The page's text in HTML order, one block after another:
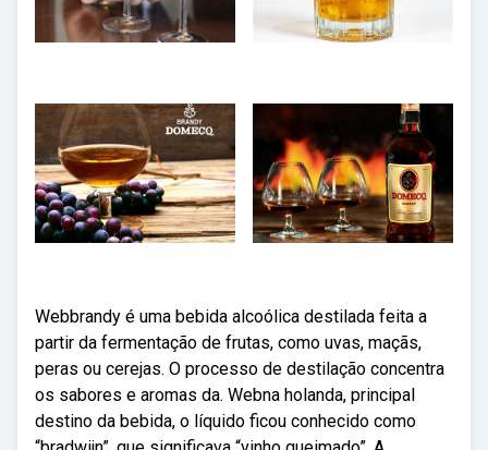
Webbrandy é uma bebida alcoólica destilada feita a
partir da fermentação de frutas, como uvas, maçãs,
peras ou cerejas. O processo de destilação concentra
os sabores e aromas da. Webna holanda, principal
destino da bebida, o líquido ficou conhecido como